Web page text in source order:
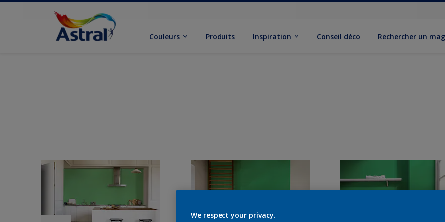
Couleurs Produits Inspiration Conseil déco Rechercher un
We respect your privacy.